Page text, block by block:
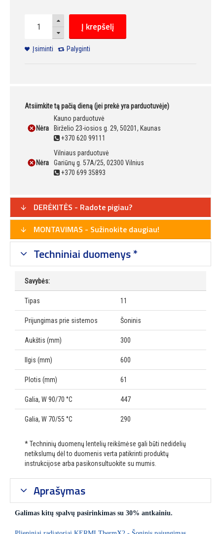
Į krepšelį
Įsiminti Palyginti
Atsiimkite tą pačią dieną (jei prekė yra parduotuvėje)
Nėra
Kauno parduotuvė
Birželio 23-iosios g. 29, 50201, Kaunas
+370 620 99111
Nėra
Vilniaus parduotuvė
Gariūnų g. 57A/25, 02300 Vilnius
+370 699 35893
DERĖKITĖS - Radote pigiau?
MONTAVIMAS - Sužinokite daugiau!
Techniniai duomenys *
Savybės:
Tipas 11
Prijungimas prie sistemos Šoninis
Aukštis (mm) 300
Ilgis (mm) 600
Plotis (mm) 61
Galia, W 90/70 °C 447
Galia, W 70/55 °C 290
* Techninių duomenų lentelių reikšmėse gali būti nedidelių
netikslumų dėl to duomenis verta patikrinti produktų
instrukcijose arba pasikonsultuokite su mumis.
Aprašymas
Galimas kitų spalvų pasirinkimas su 30% antkainiu.